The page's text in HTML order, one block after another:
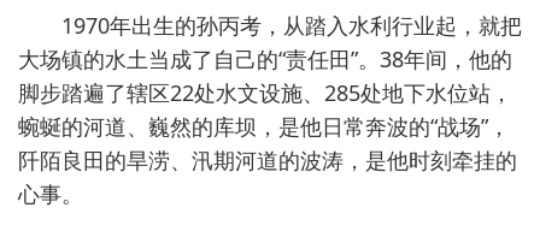
1970年出生的孙丙考，从踏入水利行业起，就把
大场镇的水土当成了自己的“责任田”。38年间，他的
脚步踏遍了辖区22处水文设施、285处地下水位站，
蜿蜒的河道、巍然的库坝，是他日常奔波的“战场”，
阡陌良田的旱涝、汛期河道的波涛，是他时刻牵挂的
心事。